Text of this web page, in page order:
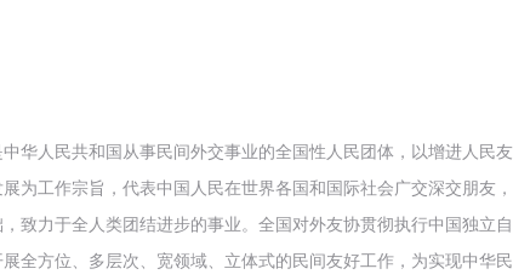
华人民共和国从事民间外交事业的全国性人民团体，以增进人民友
为工作宗旨，代表中国人民在世界各国和国际社会广交深交朋友，
致力于全人类团结进步的事业。全国对外友协贯彻执行中国独立自
全方位、多层次、宽领域、立体式的民间友好工作，为实现中华民